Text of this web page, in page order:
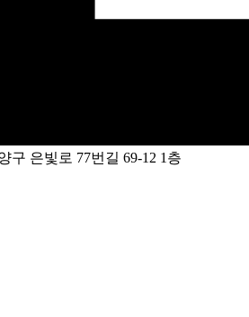
구 은빛로 77번길 69-12 1층